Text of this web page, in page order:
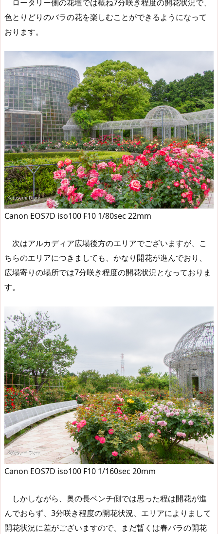
ロータリー側の花壇では概ね7分咲き程度の開花状況で、
色とりどりのバラの花を楽しむことができるようになって
おります。
Canon EOS7D iso100 F10 1/80sec 22mm
次はアルカディア広場後方のエリアでございますが、こ
ちらのエリアにつきましても、かなり開花が進んでおり、
広場寄りの場所では7分咲き程度の開花状況となっておりま
す。
Canon EOS7D iso100 F10 1/160sec 20mm
しかしながら、奥の長ベンチ側では思った程は開花が進
んでおらず、3分咲き程度の開花状況、エリアによりまして
開花状況に差がございますので、まだ暫くは春バラの開花